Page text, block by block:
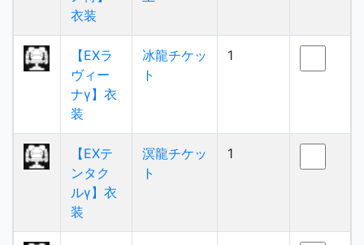
衣装
【EXラ
ヴィー
ナγ】衣
装
冰龍チケッ
ト
1
【EXテ
ンタク
ルγ】衣
装
溟龍チケッ
ト
1